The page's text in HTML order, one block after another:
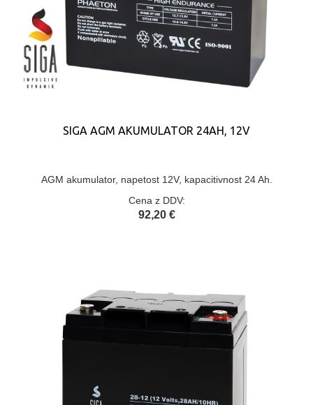
SIGA AGM AKUMULATOR 24AH, 12V
AGM akumulator, napetost 12V, kapacitivnost 24 Ah.
Cena z DDV:
92,20 €